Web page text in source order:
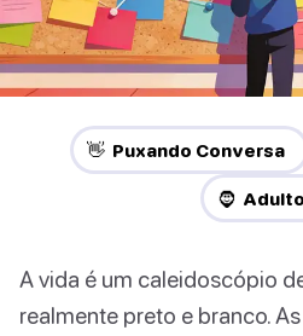
👋 Puxando Conversa
🧔
A vida é um caleidoscópio
realmente preto e branco.